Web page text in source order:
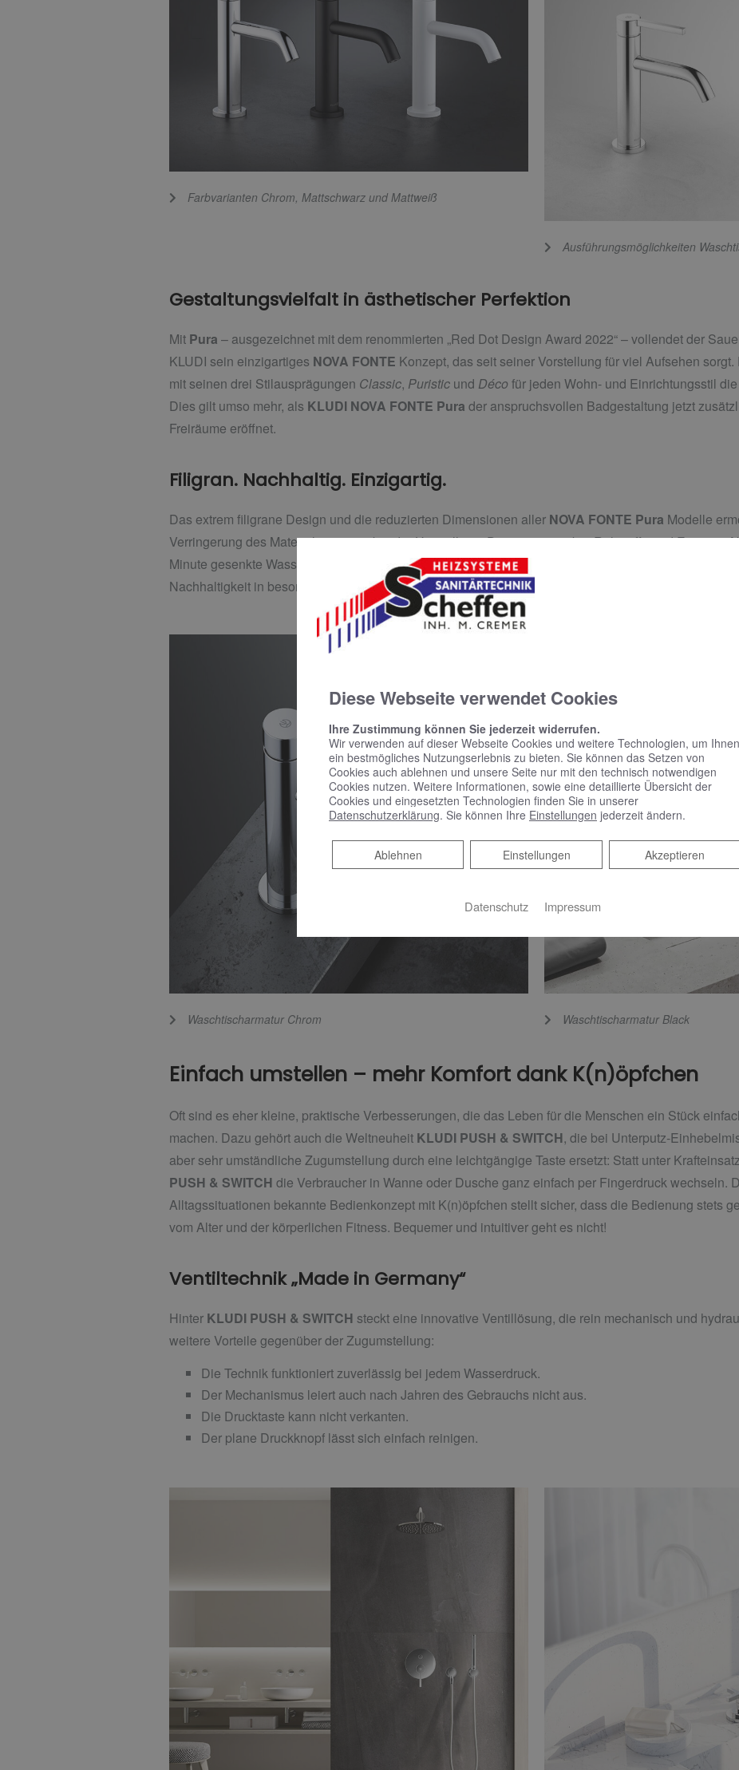
Farbvarianten Chrom, Mattschwarz und Mattweiß
Ausführungsmöglichkeiten
Gestaltungsvielfalt in ästhetischer Perfektion
Mit Pura – ausgezeichnet mit dem renommierten „Red Dot Design Award 2022“ – vollendet der
KLUDI sein einzigartiges NOVA FONTE Konzept, das seit seiner Vorstellung für viel Aufsehen sorgt.
mit seinen drei Stilausprägungen Classic, Puristic und Déco für jeden Wohn- und Einrichtungsstil
Dies gilt umso mehr, als KLUDI NOVA FONTE Pura der anspruchsvollen Badgestaltung jetzt
Freiräume eröffnet.
Filigran. Nachhaltig. Einzigartig.
Das extrem filigrane Design und die reduzierten Dimensionen aller NOVA FONTE Pura Modelle
Verringerung des Materialeinsatzes bei der Herstellung. Dies spart spürbar Rohstoffe und Energie.
Minute gesenkte Wasserdurchfluss schont Umwelt und Ressourcen. Damit wird
den
Nachhaltigkeit in besonderer Weise gerecht.
Waschtischarmatur Chrom Waschtischarmatur Black
Einfach umstellen – mehr Komfort dank K(n)öpfchen
Oft sind es eher kleine, praktische Verbesserungen, die das Leben für die Menschen ein Stück
machen. Dazu gehört auch die Weltneuheit KLUDI PUSH & SWITCH, die bei Unterputz-
aber sehr umständliche Zugumstellung durch eine leichtgängige Taste ersetzt: Statt unter
PUSH & SWITCH die Verbraucher in Wanne oder Dusche ganz einfach per Fingerdruck wechseln.
Alltagssituationen bekannte Bedienkonzept mit K(n)öpfchen stellt sicher, dass die Bedienung stets
vom Alter und der körperlichen Fitness. Bequemer und intuitiver geht es nicht!
Ventiltechnik „Made in Germany“
Hinter KLUDI PUSH & SWITCH steckt eine innovative Ventillösung, die rein mechanisch und
weitere Vorteile gegenüber der Zugumstellung:
Die Technik funktioniert zuverlässig bei jedem Wasserdruck.
Der Mechanismus leiert auch nach Jahren des Gebrauchs nicht aus.
Die Drucktaste kann nicht verkanten.
Der plane Druckknopf lässt sich einfach reinigen.
Diese Webseite verwendet Cookies
Ihre Zustimmung können Sie jederzeit widerrufen.
Wir verwenden auf dieser Webseite Cookies und weitere Technologien, um Ihnen
ein bestmögliches Nutzungserlebnis zu bieten. Sie können das Setzen von
Cookies auch ablehnen und unsere Seite nur mit den technisch notwendigen
Cookies nutzen. Weitere Informationen, sowie eine detaillierte Übersicht der
Cookies und eingesetzten Technologien finden Sie in unserer
Datenschutzerklärung. Sie können Ihre Einstellungen jederzeit ändern.
Akzeptieren
Einstellungen
Ablehnen
Ablehnen
Datenschutz Impressum